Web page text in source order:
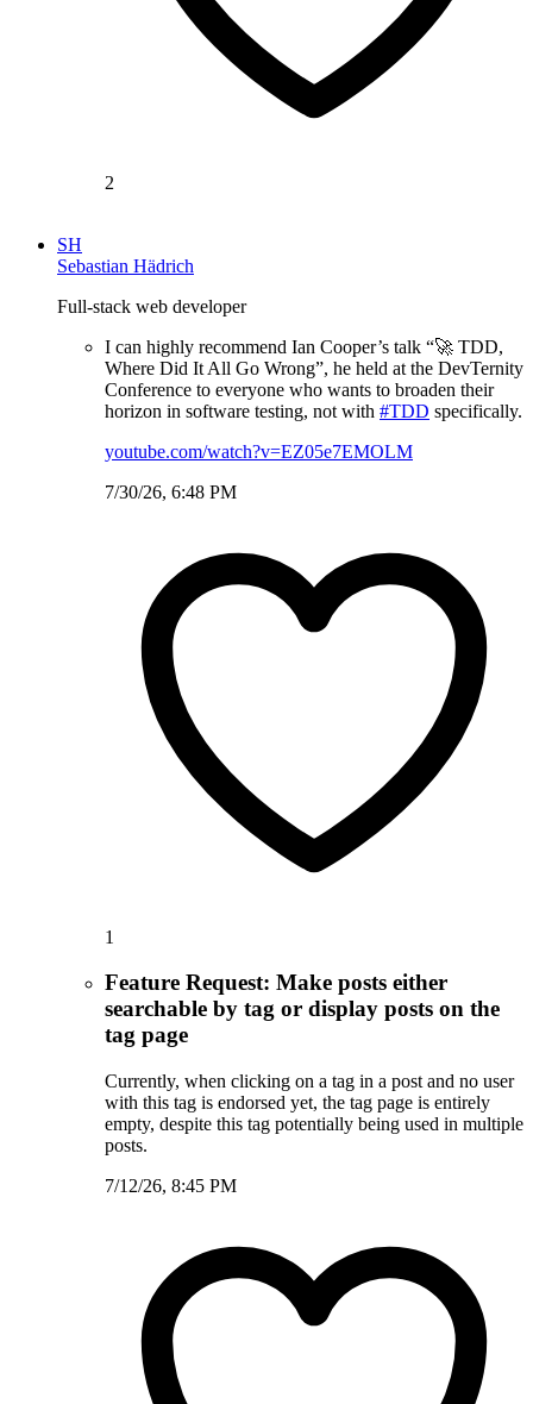
2
SH
Sebastian Hädrich
Full-stack web developer
I can highly recommend Ian Cooper’s talk “🚀 TDD,
Where Did It All Go Wrong”, he held at the DevTernity
Conference to everyone who wants to broaden their
horizon in software testing, not with #TDD specifically.
youtube.com/watch?v=EZ05e7EMOLM
7/30/26, 6:48 PM
1
Feature Request: Make posts either
searchable by tag or display posts on the
tag page
Currently, when clicking on a tag in a post and no user
with this tag is endorsed yet, the tag page is entirely
empty, despite this tag potentially being used in multiple
posts.
7/12/26, 8:45 PM